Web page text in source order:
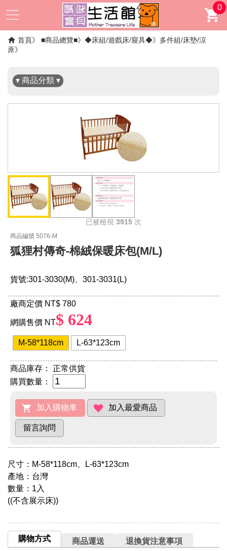
0
首頁 ■商品總覽■ ◆床組/遊戲床/寢具◆
多件組/床墊/涼
蓆
▾ 商品分類 ▾
✖
已被檢視 3915 次
商品編號 5076-M
狐狸村傳奇-棉絨保暖床包(M/L)
貨號:301-3030(M)、301-3031(L)
廠商定價 NT$ 780
網購售價 NT$ 624
M-58*118cm L-63*123cm
商品庫存：
正常供貨
購買數量：
尺寸：M-58*118cm、L-63*123cm
產地：台灣
數量：1入
((不含展示床))
購物方式 商品運送 退換貨注意事項